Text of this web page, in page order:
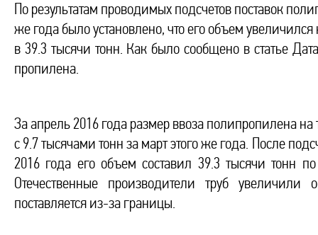
По результатам проводимых подсчетов поставок
же года было установлено, что его объем
в 39.3 тысячи тонн. Как было сообщено в статье
пропилена.
За апрель 2016 года размер ввоза полипропилена
с 9.7 тысячами тонн за март этого же года. После
2016 года его объем составил 39.3 тысячи тонн
Отечественные производители труб
поставляется из-за границы.